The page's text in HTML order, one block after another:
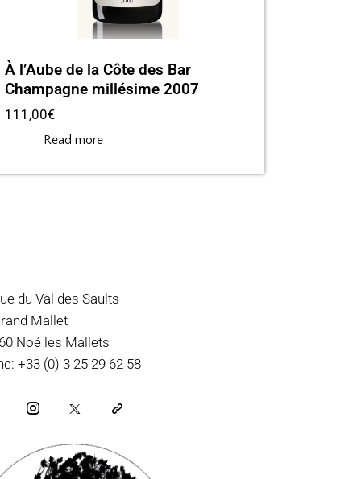
À l’Aube de la Côte des Bar
Champagne millésime 2007
111,00€
Read more
du Val des Saults
Mallet
Noé les Mallets
+33 (0) 3 25 29 62 58